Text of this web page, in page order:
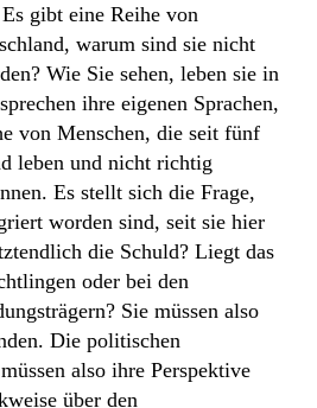
gibt eine Reihe von
warum sind sie nicht
Wie Sie sehen, leben sie in
ihre eigenen Sprachen,
von Menschen, die seit fünf
leben und nicht richtig
Es stellt sich die Frage,
worden sind, seit sie hier
die Schuld? Liegt das
oder bei den
Sie müssen also
Die politischen
also ihre Perspektive
über den